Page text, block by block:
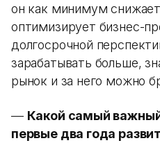
он как минимум
оптимизирует бизнес-
долгосрочной
зарабатывать больше,
рынок и за него можно
— Какой самый
первые два года